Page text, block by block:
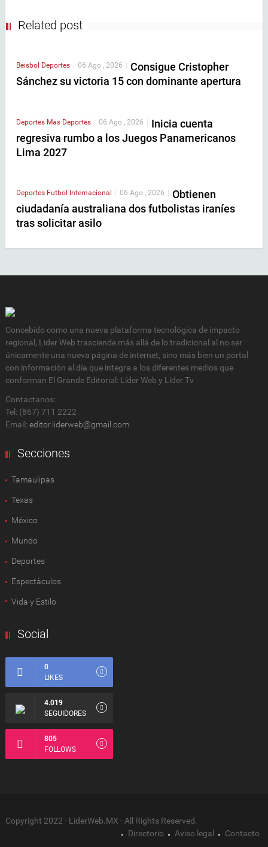
Related post
Beisbol Deportes 06 Ago , 2026
Consigue Cristopher
Sánchez su victoria 15 con dominante apertura
Deportes Mas Deportes | 06 Ago , 2026 | Inicia cuenta
regresiva rumbo a los Juegos Panamericanos
Lima 2027
Deportes Futbol Internacional 06 Ago , 2026
Obtienen
ciudadanía australiana dos futbolistas iraníes
tras solicitar asilo
Concebido como una nueva plataforma tecnológica de impacto
regional, Lider Web trasciende más allá de lo tradicional al no ser
únicamente una nueva página de internet, sino más bien un portal
con información al día que integra a los diferentes medios que
conforman El Grande Editorial: Líder Web y Líder Tv
Contactanos:
Tel: (867) 711 2222
Email: editor.liderweb@gmail.com
Secciones
Tamaulipas
Texas
México
Mundo
Deportes
Espectàculos
Vida y Estilo
Social
0
LIKES
4.019
SEGUIDORES
805
FOLLOWS
Copyright 2022 - LiderWeb.MX - All Rights Reserved.
Directorio
Aviso legal Contacto